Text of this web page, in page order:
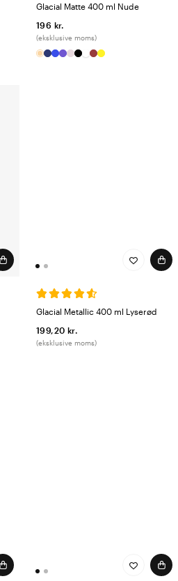
Glacial Matte 400 ml Nude
196 kr.
(eksklusive moms)
Glacial Metallic 400 ml Lyserød
199,20 kr.
(eksklusive moms)